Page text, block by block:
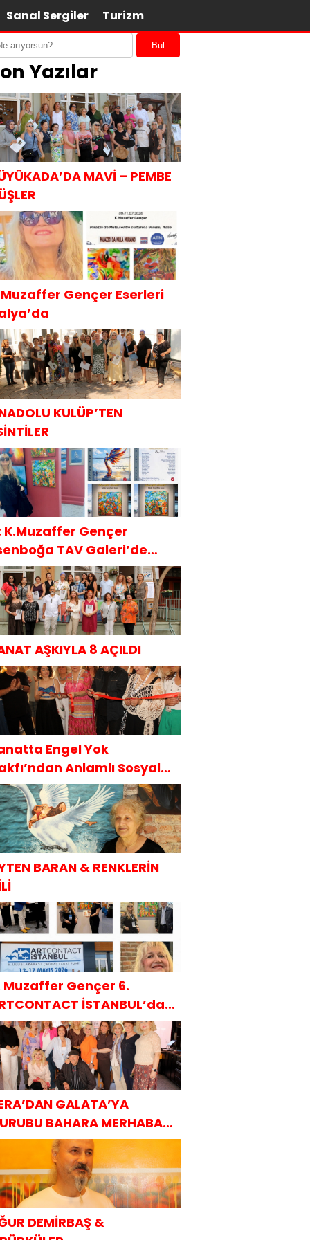
Sanal Sergiler Turizm
Bul
Yazılar
MAVİ – PEMBE
Gençer Eserleri
KULÜP’TEN
K.Muzaffer Gençer
TAV Galeri’de
İle
AŞKIYLA 8 AÇILDI
Engel Yok
Anlamlı Sosyal
Projesi
BARAN & RENKLERİN
Muzaffer Gençer 6.
İSTANBUL’da
ile
GALATA’YA
BAHARA MERHABA
DEMİRBAŞ &